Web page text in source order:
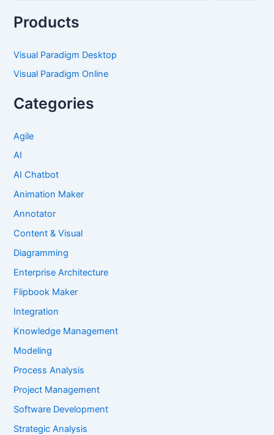
Products
Visual Paradigm Desktop
Visual Paradigm Online
Categories
Agile
AI
AI Chatbot
Animation Maker
Annotator
Content & Visual
Diagramming
Enterprise Architecture
Flipbook Maker
Integration
Knowledge Management
Modeling
Process Analysis
Project Management
Software Development
Strategic Analysis